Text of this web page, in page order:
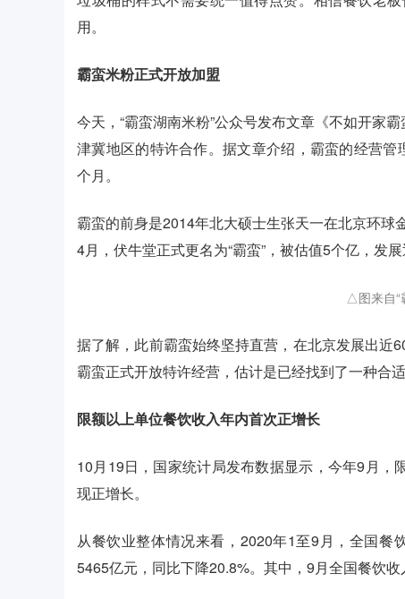
用。
霸蛮米粉正式开放加盟
今天，“霸蛮湖南米粉”公众号发布文章《不如开家
津冀地区的特许合作。据文章介绍，霸蛮的经营
个月。
霸蛮的前身是2014年北大硕士生张天一在北京环
4月，伏牛堂正式更名为“霸蛮”，被估值5个亿，发展
△图来自“
据了解，此前霸蛮始终坚持直营，在北京发展出近
霸蛮正式开放特许经营，估计是已经找到了一种合
限额以上单位餐饮收入年内首次正增长
10月19日，国家统计局发布数据显示，今年9月
现正增长。
从餐饮业整体情况来看，2020年1至9月，全国餐
5465亿元，同比下降20.8%。其中，9月全国餐饮收